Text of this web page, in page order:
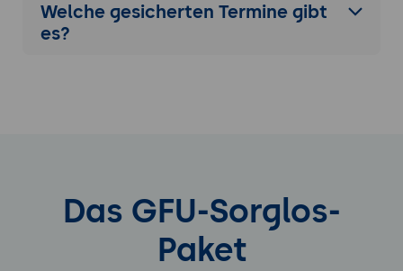
Welche gesicherten Termine gibt
es?
Das GFU-Sorglos-
Paket